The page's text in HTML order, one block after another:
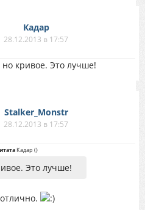
Кадар
28.12.2013 в 17:57
кривое. Это лучше!
Stalker_Monstr
28.12.2013 в 17:57
Кадар ()
Это лучше!